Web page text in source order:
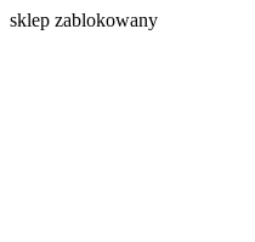
sklep zablokowany